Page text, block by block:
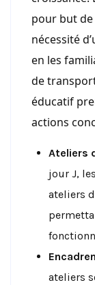
pour but de
nécessité
en les
de
éducatif
actions
Ateliers
jour J,
ateliers
ateliers